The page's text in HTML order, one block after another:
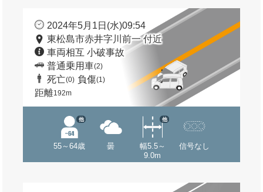
2024年5月1日(水)09:54
東松島市赤井字川前一 付近
車両相互 小破事故
普通乗用車(2)
死亡(0) 負傷(1)
距離192m
55～64歳
他
曇
幅5.5～
9.0m
他
信号なし